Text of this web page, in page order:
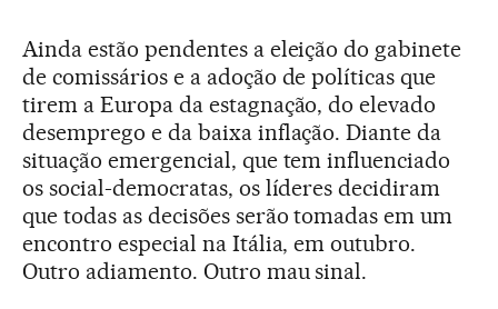
Ainda estão pendentes a eleição do gabinete
de comissários e a adoção de políticas que
tirem a Europa da estagnação, do elevado
desemprego e da baixa inflação. Diante da
situação emergencial, que tem influenciado
os social-democratas, os líderes decidiram
que todas as decisões serão tomadas em um
encontro especial na Itália, em outubro.
Outro adiamento. Outro mau sinal.